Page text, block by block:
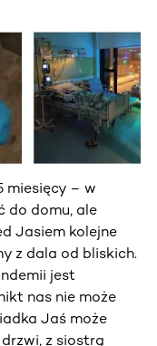
miesięcy – w
do domu, ale
Jasiem kolejne
z dala od bliskich.
jest
nas nie może
Jaś może
z siostrą